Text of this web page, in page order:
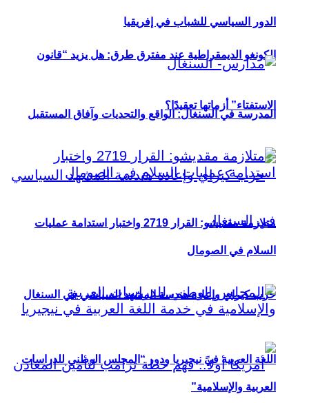
الكونغو الديمقراطية عند مفترق طرق: هل يزيد “قانون
الاستفتاء” أزماتها تعقيدًا؟
حزب كيراي وإعادة هندسة المشهد السياسي في السنغال
الدور السياسي للشباب في إفريقيا
المدرسة في السنغال: الواقع والتحديات وآفاق المستقبل
متلازمة مقديشو: القرار 2719 واختبار استدامة عمليات
السلام في الصومال
اللغة العربية في نيجيريا ودور “المجلس الوطني للدراسات
العربية والإسلامية”